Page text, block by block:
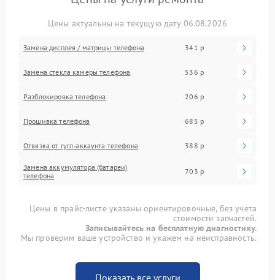
Цены актуальны на текущую дату 06.08.2026
Замена дисплея / матрицы телефона 341 р
Замена стекла камеры телефона 536 р
Разблокировка телефона 206 р
Прошивка телефона 685 р
Отвязка от гугл-аккаунта телефона 388 р
Замена аккумулятора (батареи)
телефона
703 р
Цены в прайс-листе указаны ориентировочные, без учета
стоимости запчастей.
Записывайтесь на бесплатную диагностику.
Мы проверим ваше устройство и укажем на неисправность.
Показать все услуги